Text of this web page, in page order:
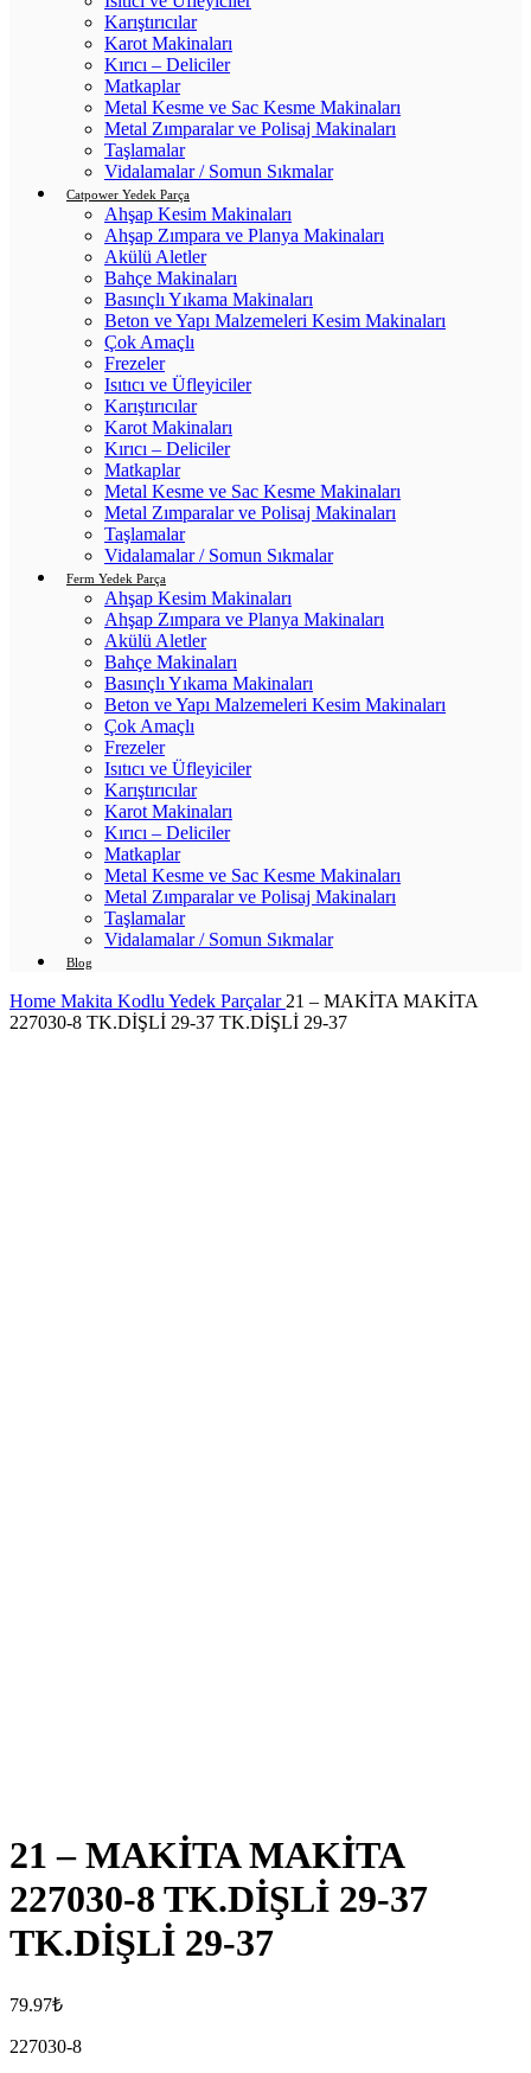
Karıştırıcılar
Karot Makinaları
Kırıcı – Deliciler
Matkaplar
Metal Kesme ve Sac Kesme Makinaları
Metal Zımparalar ve Polisaj Makinaları
Taşlamalar
Vidalamalar / Somun Sıkmalar
Catpower Yedek Parça
Ahşap Kesim Makinaları
Ahşap Zımpara ve Planya Makinaları
Akülü Aletler
Bahçe Makinaları
Basınçlı Yıkama Makinaları
Beton ve Yapı Malzemeleri Kesim Makinaları
Çok Amaçlı
Frezeler
Isıtıcı ve Üfleyiciler
Karıştırıcılar
Karot Makinaları
Kırıcı – Deliciler
Matkaplar
Metal Kesme ve Sac Kesme Makinaları
Metal Zımparalar ve Polisaj Makinaları
Taşlamalar
Vidalamalar / Somun Sıkmalar
Ferm Yedek Parça
Ahşap Kesim Makinaları
Ahşap Zımpara ve Planya Makinaları
Akülü Aletler
Bahçe Makinaları
Basınçlı Yıkama Makinaları
Beton ve Yapı Malzemeleri Kesim Makinaları
Çok Amaçlı
Frezeler
Isıtıcı ve Üfleyiciler
Karıştırıcılar
Karot Makinaları
Kırıcı – Deliciler
Matkaplar
Metal Kesme ve Sac Kesme Makinaları
Metal Zımparalar ve Polisaj Makinaları
Taşlamalar
Vidalamalar / Somun Sıkmalar
Blog
Home Makita Kodlu Yedek Parçalar 21 – MAKİTA MAKİTA
227030-8 TK.DİŞLİ 29-37 TK.DİŞLİ 29-37
21 – MAKİTA MAKİTA
227030-8 TK.DİŞLİ 29-37
TK.DİŞLİ 29-37
79.97₺
227030-8